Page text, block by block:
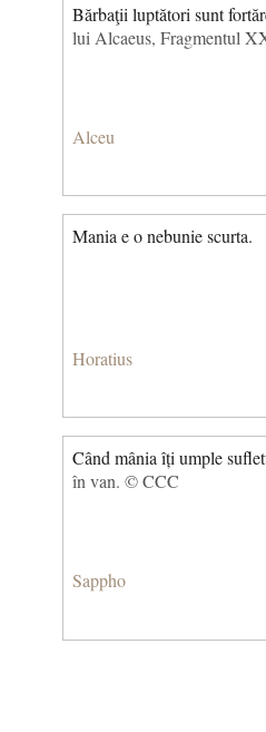
Bărbaţii luptători sunt
lui Alcaeus, Fragmentul
Alceu
Mania e o nebunie scurta.
Horatius
Când mânia îți umple
în van. © CCC
Sappho